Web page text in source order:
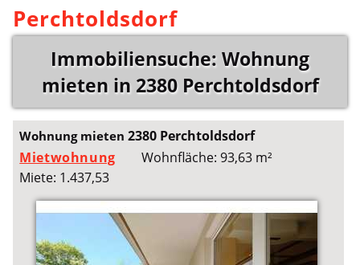
Perchtoldsdorf
Immobiliensuche: Wohnung
mieten in 2380 Perchtoldsdorf
Wohnung mieten2380 Perchtoldsdorf
Mietwohnung
Wohnfläche: 93,63 m²
Miete: 1.437,53